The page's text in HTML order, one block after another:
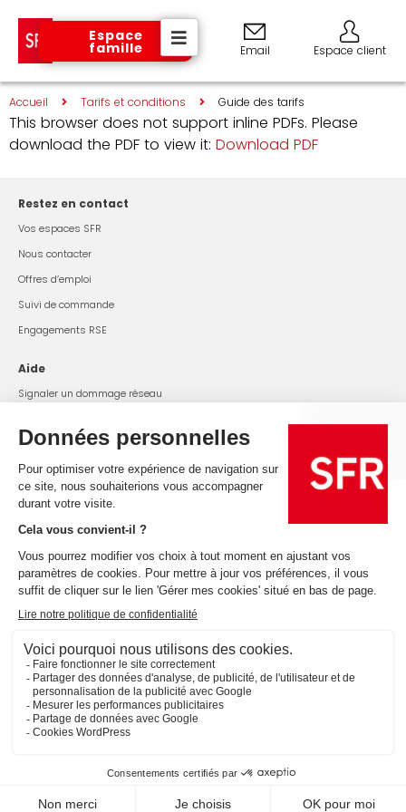
Espace
famille Email Espace client
Accueil Tarifs et conditions Guide des tarifs
This browser does not support inline PDFs. Please
download the PDF to view it: Download PDF
Restez en contact
Vos espaces SFR
Nous contacter
Offres d’emploi
Suivi de commande
Engagements RSE
Aide
Signaler un dommage réseau
Changer mon mot de passe WiFi
État du réseau
Offres et services
Tarifs et conditions
Résiliation
Rétractation
Handicap
@ 2025 SFR SFR Business SFR Mayotte